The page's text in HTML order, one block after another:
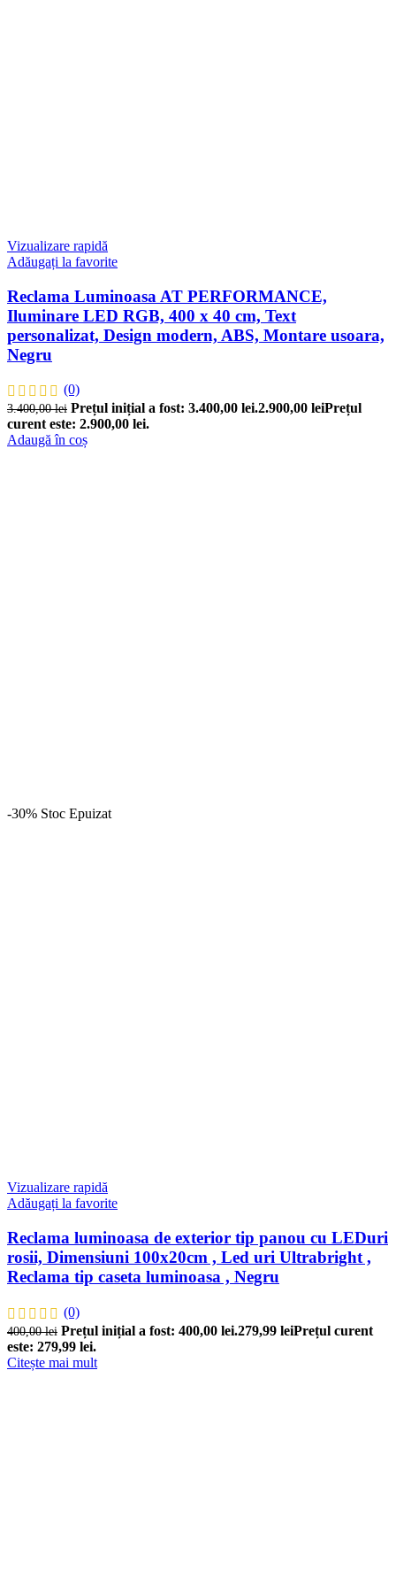
Vizualizare rapidă
Adăugați la favorite
Reclama Luminoasa AT PERFORMANCE,
Iluminare LED RGB, 400 x 40 cm, Text
personalizat, Design modern, ABS, Montare usoara,
Negru
(0)
3.400,00lei Prețul inițial a fost: 3.400,00 lei.2.900,00 leiPrețul
curent este: 2.900,00 lei.
Adaugă în coș
-30% Stoc Epuizat
Vizualizare rapidă
Adăugați la favorite
Reclama luminoasa de exterior tip panou cu LEDuri
rosii, Dimensiuni 100x20cm , Led uri Ultrabright ,
Reclama tip caseta luminoasa , Negru
(0)
400,00lei Prețul inițial a fost: 400,00 lei.279,99 leiPrețul curent
este: 279,99 lei.
Citește mai mult